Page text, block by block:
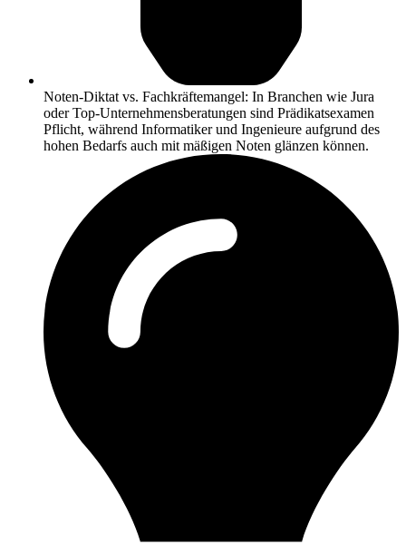
Noten-Diktat vs. Fachkräftemangel: In Branchen wie Jura
oder Top-Unternehmensberatungen sind Prädikatsexamen
Pflicht, während Informatiker und Ingenieure aufgrund des
hohen Bedarfs auch mit mäßigen Noten glänzen können.